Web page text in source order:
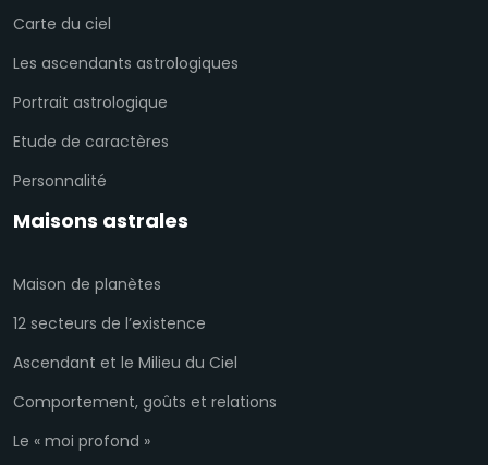
Carte du ciel
Les ascendants astrologiques
Portrait astrologique
Etude de caractères
Personnalité
Maisons astrales
Maison de planètes
12 secteurs de l’existence
Ascendant et le Milieu du Ciel
Comportement, goûts et relations
Le « moi profond »